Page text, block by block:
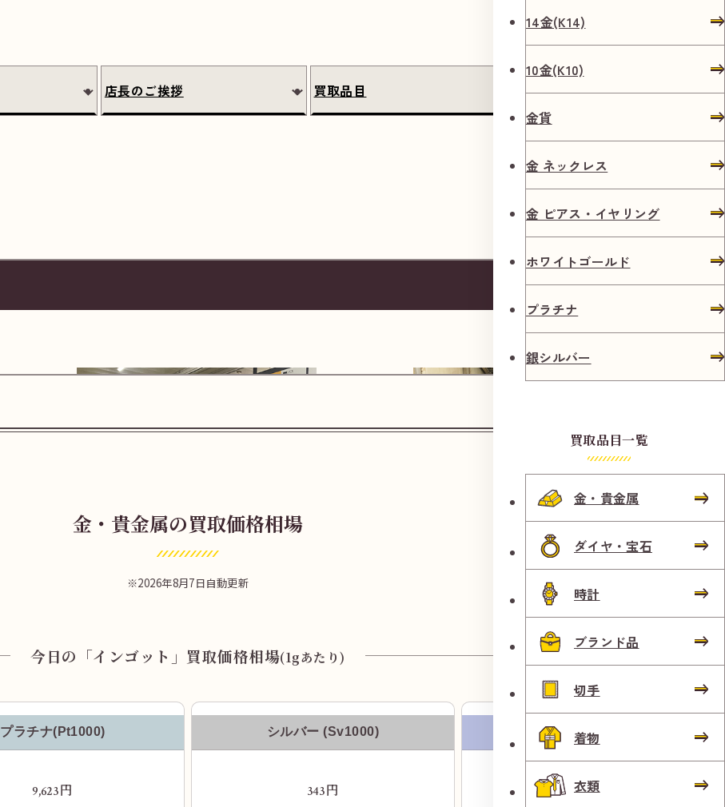
店長のご挨拶 買取品目 よくあるご質問
宮
り
徒
南口階段を下ります。
金・貴金属の買取価格相場
2026年8月7日自動更新
今日の「インゴット」買取価格相場(1gあたり)
プラチナ(Pt1000)
9,623円
シルバー (Sv1000)
343円
パラジウム(Pd1000)
7,160円
14金(K14)
10金(K10)
金貨
金 ネックレス
金 ピアス・イヤリング
ホワイトゴールド
プラチナ
銀シルバー
買取品目一覧
金・貴金属
ダイヤ・宝石
時計
ブランド品
切手
着物
衣類